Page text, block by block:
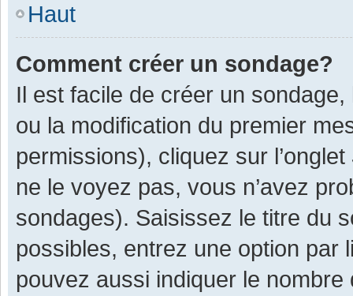
Haut
Comment créer un sondage?
Il est facile de créer un
ou la modification du premier
permissions), cliquez sur l’onglet
ne le voyez pas, vous n’avez
sondages). Saisissez le titre du
possibles, entrez une option par
pouvez aussi indiquer le